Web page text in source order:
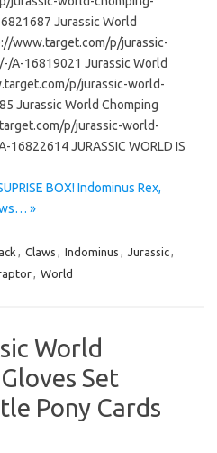
Jurassic World
www.target.com/p/jurassic-
A-16819021 Jurassic World
p/jurassic-world-
Jurassic World Chomping
p/jurassic-world-
JURASSIC WORLD IS
BOX! Indominus Rex,
»
, Claws , Indominus , Jurassic,
, World
World
Set
Pony Cards